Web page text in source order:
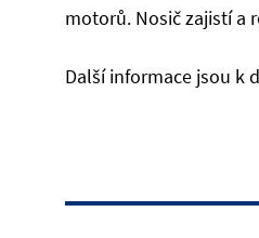
motorů. Nosič zajistí a
Další informace jsou k